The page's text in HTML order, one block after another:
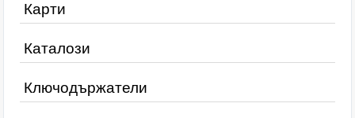
Карти
Каталози
Ключодържатели